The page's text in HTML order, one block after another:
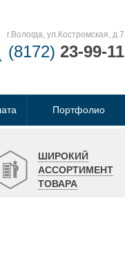
г.Вологда, ул.Костромская, д.7
(8172) 23-99-11
Портфолио
ШИРОКИЙ
АССОРТИМЕНТ
ТОВАРА